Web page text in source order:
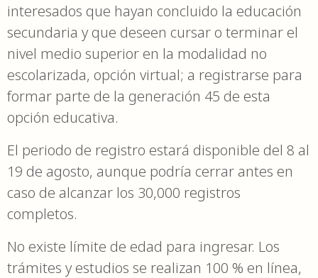
interesados que hayan concluido la educación
secundaria y que deseen cursar o terminar el
nivel medio superior en la modalidad no
escolarizada, opción virtual; a registrarse para
formar parte de la generación 45 de esta
opción educativa.
El periodo de registro estará disponible del 8 al
19 de agosto, aunque podría cerrar antes en
caso de alcanzar los 30,000 registros
completos.
No existe límite de edad para ingresar. Los
trámites y estudios se realizan 100 % en línea,